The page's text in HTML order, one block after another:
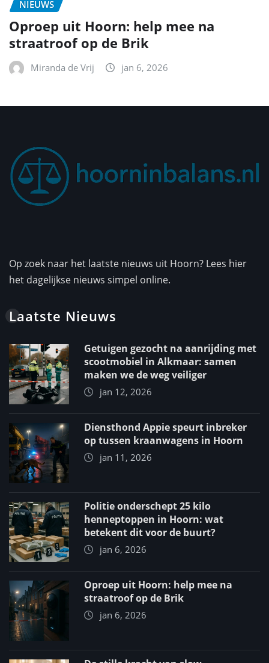
NIEUWS
Oproep uit Hoorn: help mee na
straatroof op de Brik
Miranda de Vrij jan 6, 2026
Op zoek naar het laatste nieuws uit Hoorn? Lees hier
het dagelijkse nieuws simpel online.
Laatste Nieuws
Getuigen gezocht na aanrijding met
scootmobiel in Alkmaar: samen
maken we de weg veiliger
jan 12, 2026
Diensthond Appie speurt inbreker
op tussen kraanwagens in Hoorn
jan 11, 2026
Politie onderschept 25 kilo
henneptoppen in Hoorn: wat
betekent dit voor de buurt?
jan 6, 2026
Oproep uit Hoorn: help mee na
straatroof op de Brik
jan 6, 2026